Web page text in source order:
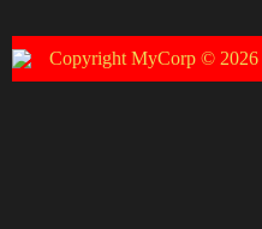
Copyright MyCorp © 2026